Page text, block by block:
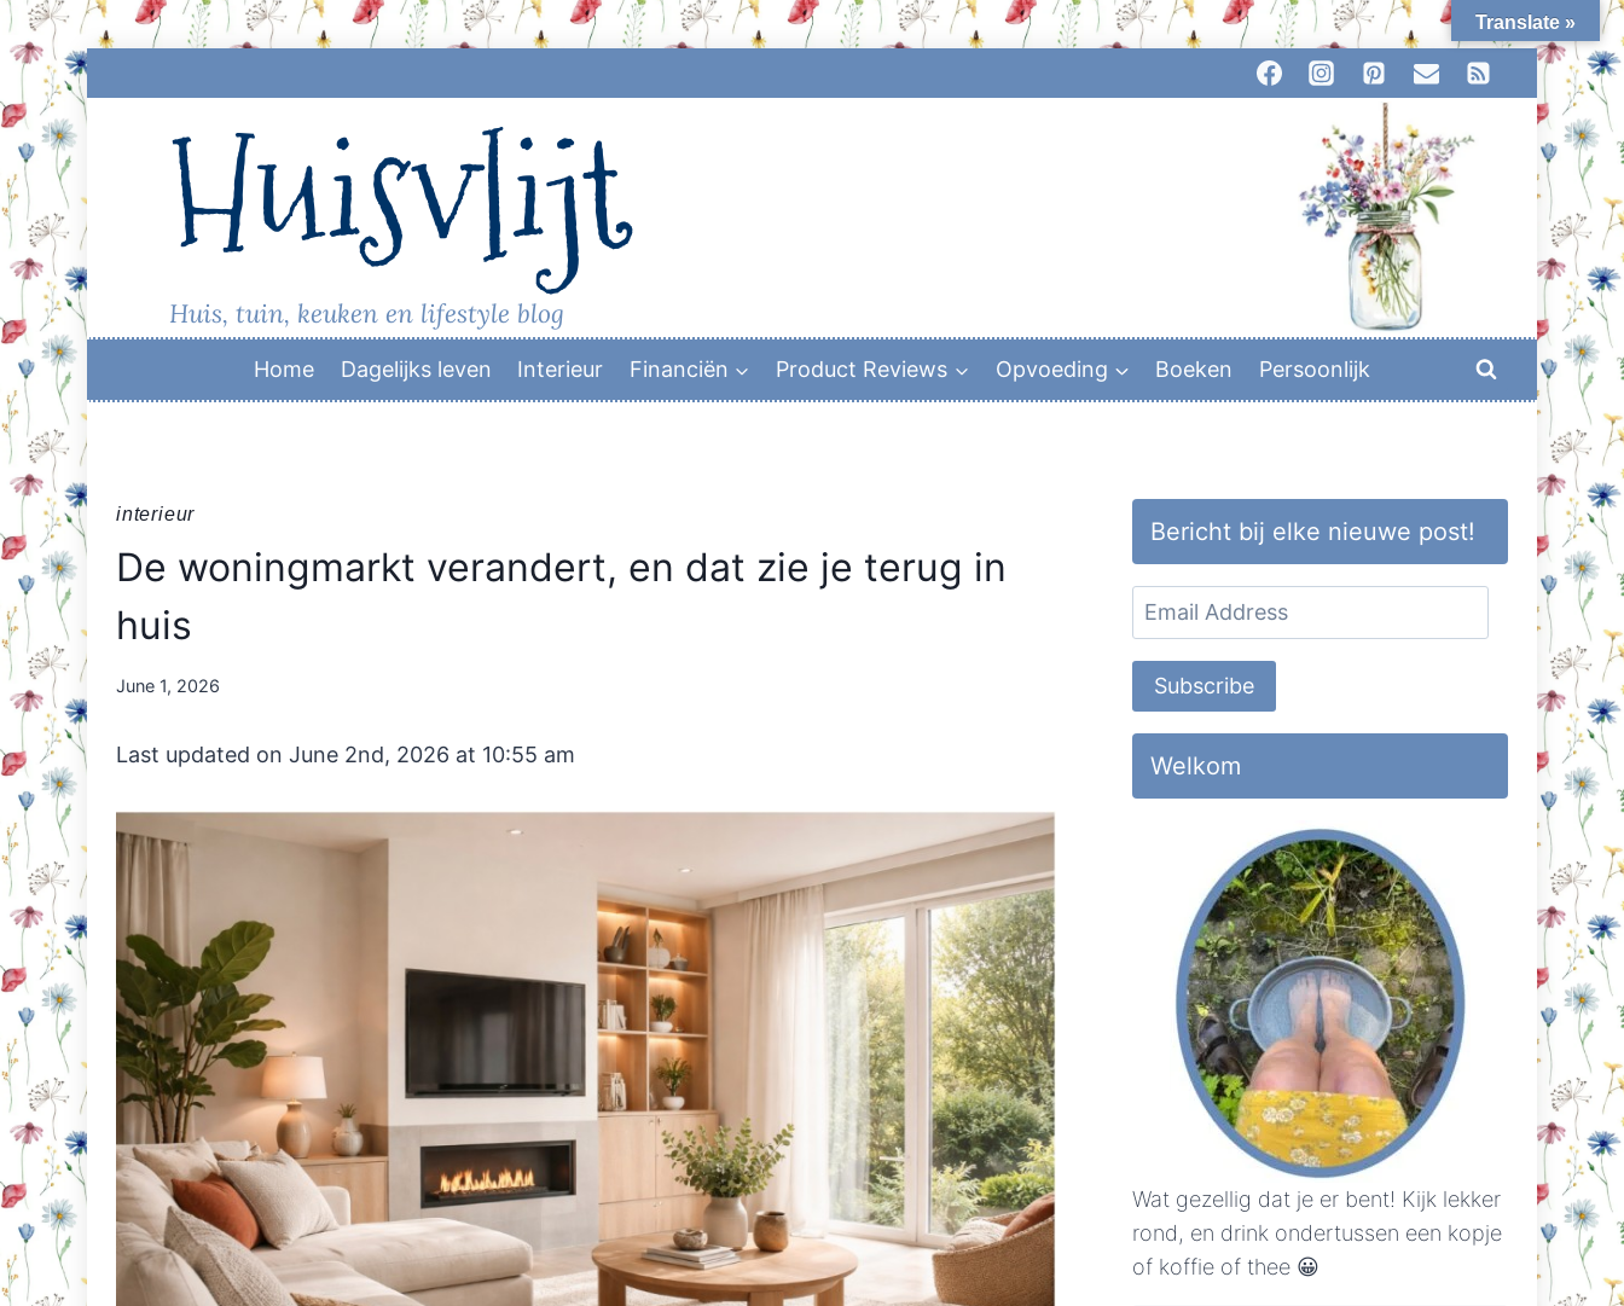
Skip
to
Huisvlijt
Huis, tuin, keuken en lifestyle blog
Home Dagelijks leven Interieur Financiën Product Reviews Opvoeding Boeken Persoonlijk
interieur
De woningmarkt verandert, en dat zie je terug in
huis
By
June 1, 2026
Last updated on June 2nd, 2026 at 10:55 am
Bericht bij elke nieuwe post!
Email
Address
Subscribe
Welkom
Wat gezellig dat je er bent! Kijk lekker
rond, en drink ondertussen een kopje
of koffie of thee 😀
Translate »